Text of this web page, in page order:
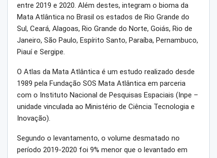
entre 2019 e 2020. Além destes, integram o bioma da
Mata Atlântica no Brasil os estados de Rio Grande do
Sul, Ceará, Alagoas, Rio Grande do Norte, Goiás, Rio de
Janeiro, São Paulo, Espírito Santo, Paraíba, Pernambuco,
Piauí e Sergipe.
O Atlas da Mata Atlântica é um estudo realizado desde
1989 pela Fundação SOS Mata Atlântica em parceria
com o Instituto Nacional de Pesquisas Espaciais (Inpe –
unidade vinculada ao Ministério de Ciência Tecnologia e
Inovação).
Segundo o levantamento, o volume desmatado no
período 2019-2020 foi 9% menor que o levantado em